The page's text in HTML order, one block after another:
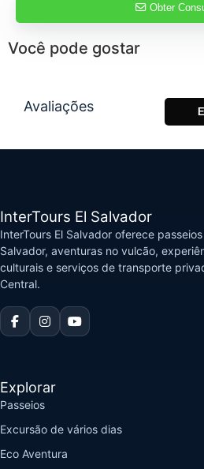
Obter
Você pode gostar
Avaliações
InterTours El Salvador
InterTours El Salvador oferece
Salvador, aventuras no vulcão,
culturais e serviços de transporte
Central.
Explorar
Passeios
Excursão de vários dias
Eco Aventura